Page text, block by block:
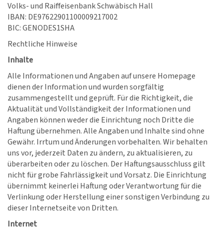
Volks- und Raiffeisenbank Schwäbisch Hall
IBAN: DE97622901100009217002
BIC: GENODES1SHA
Rechtliche Hinweise
Inhalte
Alle Informationen und Angaben auf unsere Homepage
dienen der Information und wurden sorgfältig
zusammengestellt und geprüft. Für die Richtigkeit, die
Aktualität und Vollständigkeit der Informationen und
Angaben können weder die Einrichtung noch Dritte die
Haftung übernehmen. Alle Angaben und Inhalte sind ohne
Gewähr. Irrtum und Änderungen vorbehalten. Wir behalten
uns vor, jederzeit Daten zu ändern, zu aktualisieren, zu
überarbeiten oder zu löschen. Der Haftungsausschluss gilt
nicht für grobe Fahrlässigkeit und Vorsatz. Die Einrichtung
übernimmt keinerlei Haftung oder Verantwortung für die
Verlinkung oder Herstellung einer sonstigen Verbindung zu
dieser Internetseite von Dritten.
Internet